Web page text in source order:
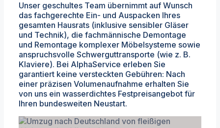
Unser geschultes Team übernimmt auf Wunsch
das fachgerechte Ein- und Auspacken Ihres
gesamten Hausrats (inklusive sensibler Gläser
und Technik), die fachmännische Demontage
und Remontage komplexer Möbelsysteme sowie
anspruchsvolle Schwerguttransporte (wie z. B.
Klaviere). Bei AlphaService erleben Sie
garantiert keine versteckten Gebühren: Nach
einer präzisen Volumenaufnahme erhalten Sie
von uns ein wasserdichtes Festpreisangebot für
Ihren bundesweiten Neustart.